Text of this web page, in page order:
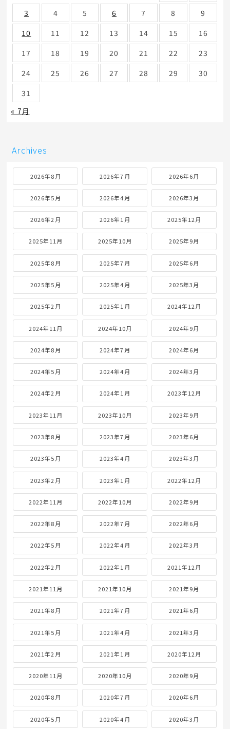
3 4 5 6 7 8
9
10
11 12 13 14 15
16
17
18 19 20 21 22
23
24
25 26 27 28 29
30
31
« 7月
Archives
2026年8月 2026年7月 2026年6月
2026年5月 2026年4月 2026年3月
2026年2月 2026年1月 2025年12月
2025年11月 2025年10月 2025年9月
2025年8月 2025年7月 2025年6月
2025年5月 2025年4月 2025年3月
2025年2月 2025年1月 2024年12月
2024年11月 2024年10月 2024年9月
2024年8月 2024年7月 2024年6月
2024年5月 2024年4月 2024年3月
2024年2月 2024年1月 2023年12月
2023年11月 2023年10月 2023年9月
2023年8月 2023年7月 2023年6月
2023年5月 2023年4月 2023年3月
2023年2月 2023年1月 2022年12月
2022年11月 2022年10月 2022年9月
2022年8月 2022年7月 2022年6月
2022年5月 2022年4月 2022年3月
2022年2月 2022年1月 2021年12月
2021年11月 2021年10月 2021年9月
2021年8月 2021年7月 2021年6月
2021年5月 2021年4月 2021年3月
2021年2月 2021年1月 2020年12月
2020年11月 2020年10月 2020年9月
2020年8月 2020年7月 2020年6月
2020年5月 2020年4月 2020年3月